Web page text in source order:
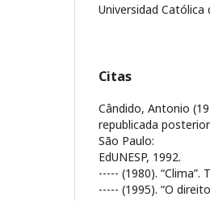
Universidad Católica
Citas
Cândido, Antonio
republicada
São Paulo:
EdUNESP, 1992.
----- (1980). “Clima”.
----- (1995). “O